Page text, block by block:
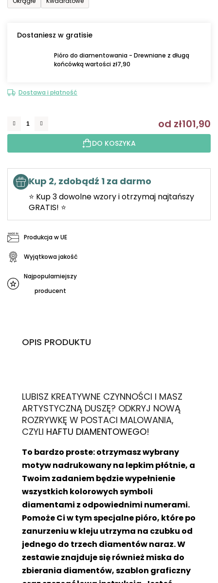
Dostaniesz w gratisie
Pióro do diamentowania - Drewniane z długą
końcówką wartości zł7,90
Dostawa i płatność
od zł101,90
DO KOSZYKA
Kup 2, zdobądź 1 za darmo
⭐ Kup 3 dowolne wzory i otrzymaj najtańszy
GRATIS! ⭐
Produkcja w UE
Wyjątkowa jakość
Najpopularniejszy
producent
OPIS PRODUKTU
LUBISZ KREATYWNE CZYNNOŚCI I MASZ
ARTYSTYCZNĄ DUSZĘ? ODKRYJ NOWĄ
ROZRYWKĘ W POSTACI MALOWANIA,
CZYLI HAFTU DIAMENTOWEGO!
To bardzo proste: otrzymasz wybrany
motyw nadrukowany na lepkim płótnie, a
Twoim zadaniem będzie wypełnienie
wszystkich kolorowych symboli
diamentami z odpowiednimi numerami.
Pomoże Ci w tym specjalne pióro, które po
zanurzeniu w kleju utrzyma na czubku od
jednego do trzech diamentów naraz. W
zestawie znajduje się również miska do
zbierania diamentów, szablon graficzny